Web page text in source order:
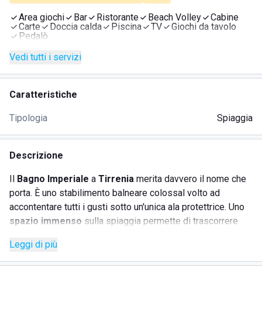
Area giochi Bar Ristorante Beach Volley
Cabine
Carte
Doccia calda Piscina TV
Giochi da tavolo
Pedalò
Vedi tutti i servizi
Caratteristiche
Tipologia Spiaggia
Descrizione
Il Bagno Imperiale a Tirrenia merita davvero il nome che
porta. È uno stabilimento balneare colossal volto ad
accontentare tutti i gusti sotto un'unica ala protettrice. Uno
spazio immenso sulla spiaggia permette di trascorrere
nei romantici gazebo relax, i papà al tavolo verde tra ramini
animate briscole.
Leggi di più